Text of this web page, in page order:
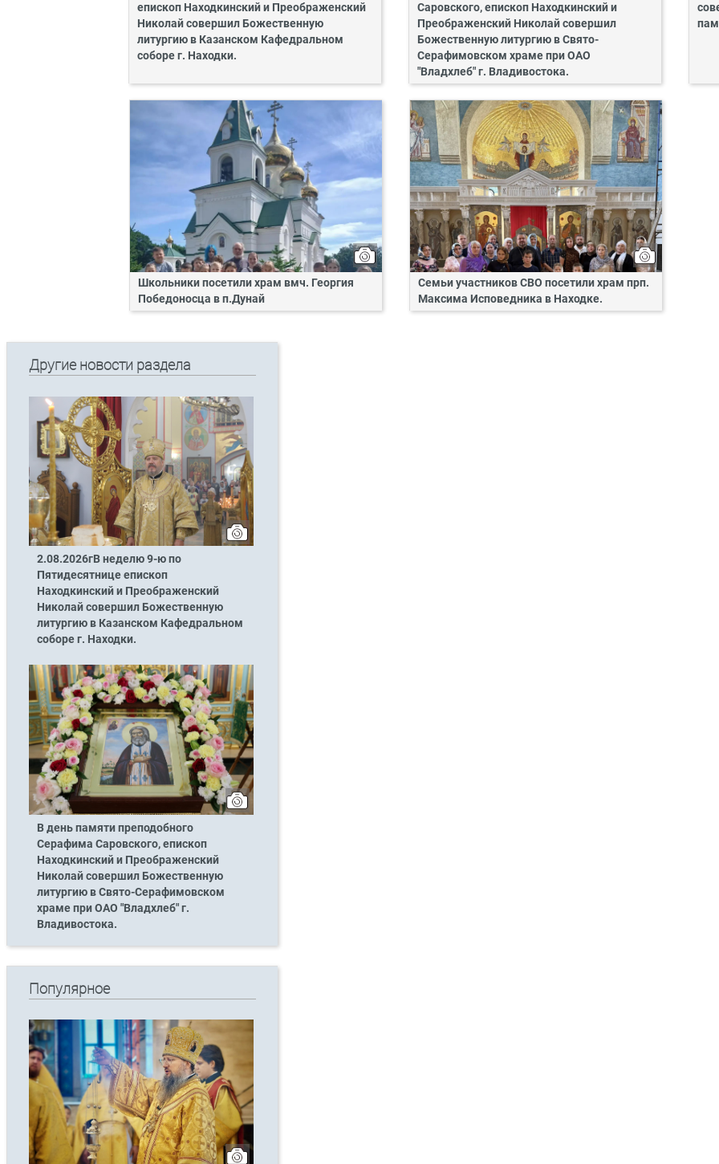
епископ Находкинский и Преображенский
Николай совершил Божественную
литургию в Казанском Кафедральном
соборе г. Находки.
Саровского, епископ Находкинский и
Преображенский Николай совершил
Божественную литургию в Свято-
Серафимовском храме при ОАО
"Владхлеб" г. Владивостока.
Школьники посетили храм вмч. Георгия
Победоносца в п.Дунай
Семьи участников СВО посетили храм прп.
Максима Исповедника в Находке.
Другие новости раздела
2.08.2026гВ неделю 9-ю по
Пятидесятнице епископ
Находкинский и Преображенский
Николай совершил Божественную
литургию в Казанском Кафедральном
соборе г. Находки.
В день памяти преподобного
Серафима Саровского, епископ
Находкинский и Преображенский
Николай совершил Божественную
литургию в Свято-Серафимовском
храме при ОАО "Владхлеб" г.
Владивостока.
Популярное